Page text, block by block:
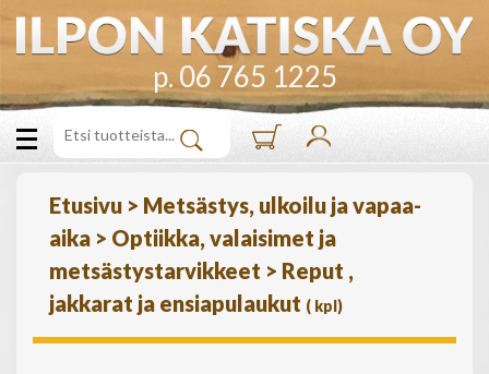
p. 06 765 1225
Etusivu > Metsästys, ulkoilu ja vapaa-
aika > Optiikka, valaisimet ja
metsästystarvikkeet > Reput ,
jakkarat ja ensiapulaukut ( kpl)